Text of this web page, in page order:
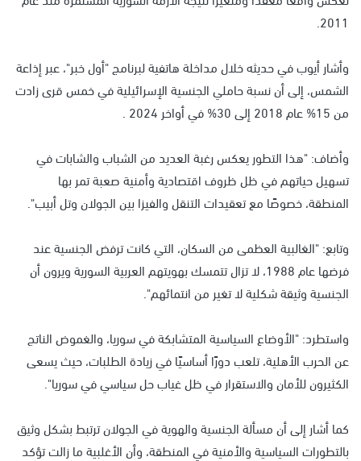
2011.
وأشار أيوب في حديثه خلال مداخلة هاتفية لبرنامج "أول خبر"، عبر إذاعة
الشمس، إلى أن نسبة حاملي الجنسية الإسرائيلية في خمس قرى زادت
من 15% عام 2018 إلى 30% في أواخر 2024 .
وأضاف: "هذا التطور يعكس رغبة العديد من الشباب والشابات في
تسهيل حياتهم في ظل ظروف اقتصادية وأمنية صعبة تمر بها
المنطقة، خصوصًا مع تعقيدات التنقل والفيزا بين الجولان وتل أبيب".
وتابع: "الغالبية العظمى من السكان، التي كانت ترفض الجنسية عند
فرضها عام 1988، لا تزال تتمسك بهويتهم العربية السورية ويرون أن
الجنسية وثيقة شكلية لا تغير من انتمائهم".
واستطرد: "الأوضاع السياسية المتشابكة في سوريا، والغموض الناتج
عن الحرب الأهلية، تلعب دورًا أساسيًا في زيادة الطلبات، حيث يسعى
الكثيرون للأمان والاستقرار في ظل غياب حل سياسي في سوريا".
كما أشار إلى أن مسألة الجنسية والهوية في الجولان ترتبط بشكل وثيق
بالتطورات السياسية والأمنية في المنطقة، وأن الأغلبية ما زالت تؤكد